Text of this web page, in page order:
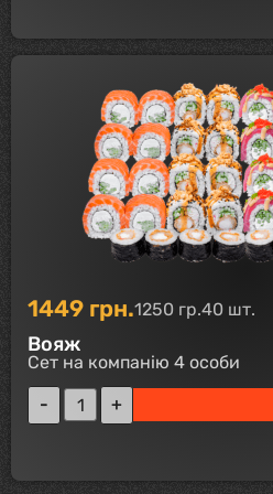
1449 грн.1250 гр.40 шт.
Вояж
Сет на компанію 4 особи